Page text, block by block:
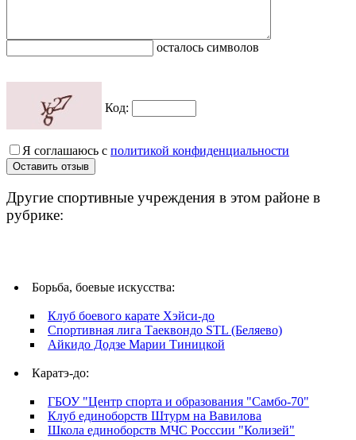
осталось символов
Код:
Я соглашаюсь с политикой конфиденциальности
Другие спортивные учреждения в этом районе в
рубрике:
Борьба, боевые искусства:
Клуб боевого карате Хэйси-до
Спортивная лига Таеквондо STL (Беляево)
Айкидо Додзе Марии Тиницкой
Каратэ-до:
ГБОУ "Центр спорта и образования "Самбо-70"
Клуб единоборств Штурм на Вавилова
Школа единоборств МЧС Росссии "Колизей"